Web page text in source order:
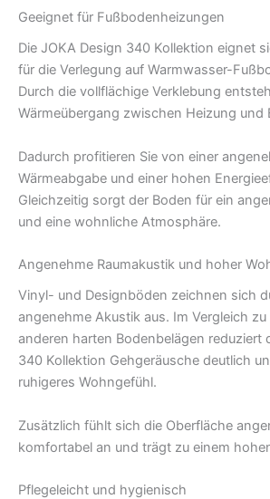
Geeignet für Fußbodenheizungen
Die JOKA Design 340 Kollektion eignet
für die Verlegung auf Warmwasser-
Durch die vollflächige Verklebung
Wärmeübergang zwischen Heizung und
Dadurch profitieren Sie von einer
Wärmeabgabe und einer hohen
Gleichzeitig sorgt der Boden für ein
und eine wohnliche Atmosphäre.
Angenehme Raumakustik und hoher
Vinyl- und Designböden zeichnen sich
angenehme Akustik aus. Im Vergleich
anderen harten Bodenbelägen reduziert
340 Kollektion Gehgeräusche deutlich
ruhigeres Wohngefühl.
Zusätzlich fühlt sich die Oberfläche
komfortabel an und trägt zu einem
Pflegeleicht und hygienisch